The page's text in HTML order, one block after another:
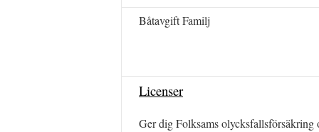
Båtavgift Familj
Licenser
Ger dig Folksams olycksfallsförsäkring